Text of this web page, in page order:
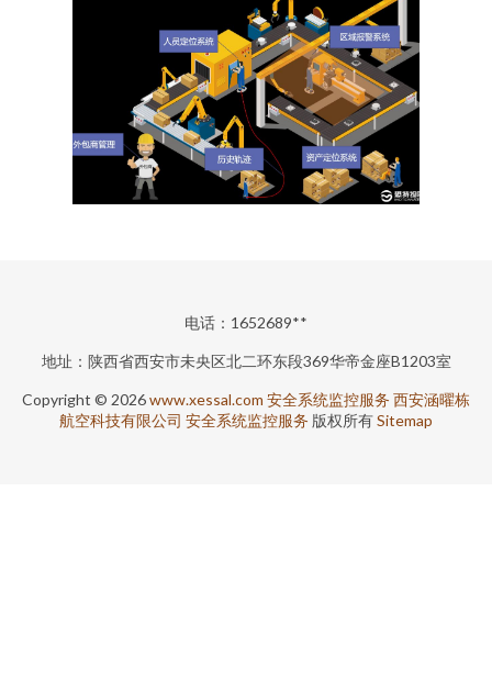
电话：1652689**
地址：陕西省西安市未央区北二环东段369华帝金座B1203室
Copyright © 2026www.xessal.com 安全系统监控服务 西安涵曜栋
航空科技有限公司 安全系统监控服务 版权所有Sitemap